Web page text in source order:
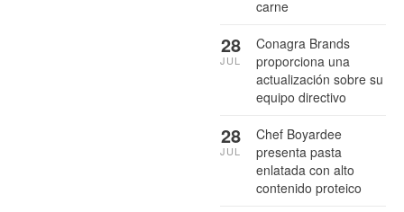
carne
Conagra Brands
proporciona una
actualización sobre su
equipo directivo
28
JUL
Chef Boyardee
presenta pasta
enlatada con alto
contenido proteico
28
JUL